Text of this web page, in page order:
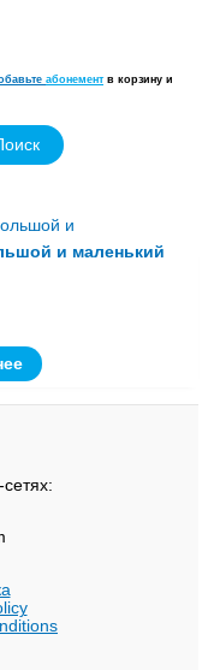
абонементв корзину и
и маленький